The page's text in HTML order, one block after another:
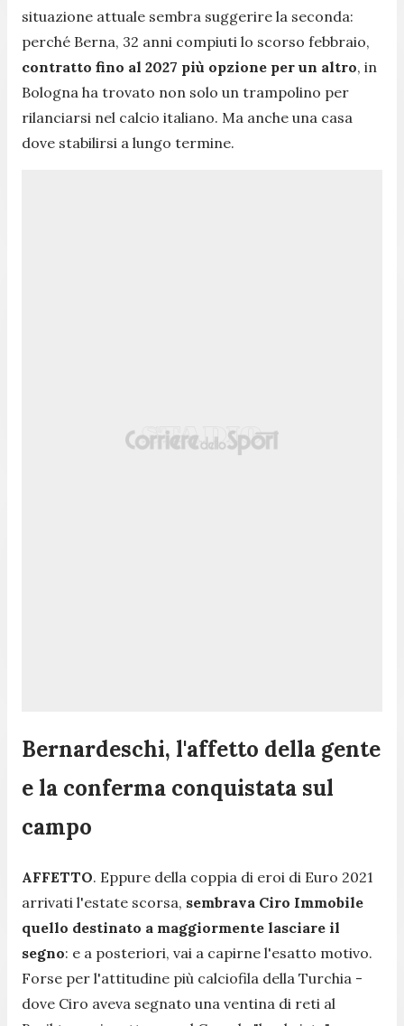
situazione attuale sembra suggerire la seconda:
perché Berna, 32 anni compiuti lo scorso febbraio,
contratto fino al 2027 più opzione per un altro, in
Bologna ha trovato non solo un trampolino per
rilanciarsi nel calcio italiano. Ma anche una casa
dove stabilirsi a lungo termine.
Bernardeschi, l'affetto della gente
e la conferma conquistata sul
campo
AFFETTO. Eppure della coppia di eroi di Euro 2021
arrivati l'estate scorsa, sembrava Ciro Immobile
quello destinato a maggiormente lasciare il
segno: e a posteriori, vai a capirne l'esatto motivo.
Forse per l'attitudine più calciofila della Turchia -
dove Ciro aveva segnato una ventina di reti al